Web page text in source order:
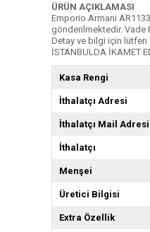
ÜRÜN AÇIKLAMASI
Emporio Armani
gönderilmektedir. Vade
Detay ve bilgi için lütfen
İSTANBULDA İKAMET
Kasa Rengi
İthalatçı Adresi
İthalatçı Mail Adresi
İthalatçı
Menşei
Üretici Bilgisi
Extra Özellik